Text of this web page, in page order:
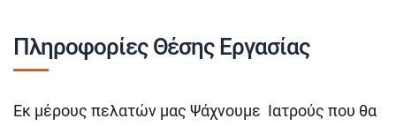
Πληροφορίες Θέσης Εργασίας
Εκ μέρους πελατών μας Ψάχνουμε Ιατρούς που θα